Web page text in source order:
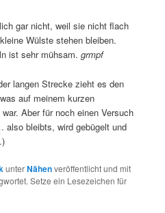
gar nicht, weil sie nicht flach
Wülste stehen bleiben.
ist sehr mühsam.grmpf
langen Strecke zieht es den
auf meinem kurzen
Aber für noch einen Versuch
bleibts, wird gebügelt und
unterNähenveröffentlicht und mit
Setze ein Lesezeichen für